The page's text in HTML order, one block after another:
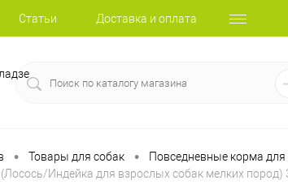
Статьи Доставка и оплата
• Товары для собак • Повседневные корма для
(Лосось/Индейка для взрослых собак мелких пород)